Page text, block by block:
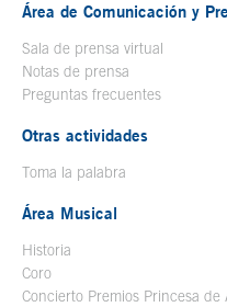
Área de Comunicación y
Sala de prensa virtual
Notas de prensa
Preguntas frecuentes
Otras actividades
Toma la palabra
Área Musical
Historia
Coro
Concierto Premios Princesa de